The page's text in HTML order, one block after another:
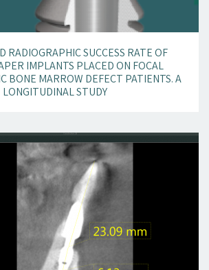
RADIOGRAPHIC SUCCESS RATE OF
IMPLANTS PLACED ON FOCAL
BONE MARROW DEFECT PATIENTS. A
LONGITUDINAL STUDY